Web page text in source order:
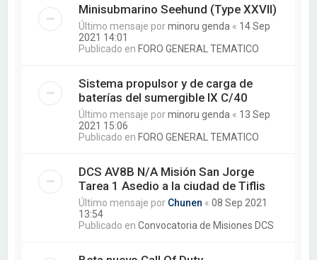
Minisubmarino Seehund (Type XXVII)
Último mensaje porminoru genda « 14 Sep
2021 14:01
Publicado en FORO GENERAL TEMATICO
Sistema propulsor y de carga de
baterías del sumergible IX C/40
Último mensaje porminoru genda « 13 Sep
2021 15:06
Publicado en FORO GENERAL TEMATICO
DCS AV8B N/A Misión San Jorge
Tarea 1 Asedio a la ciudad de Tiflis
Último mensaje por Chunen «08 Sep 2021
13:54
Publicado enConvocatoria de Misiones DCS